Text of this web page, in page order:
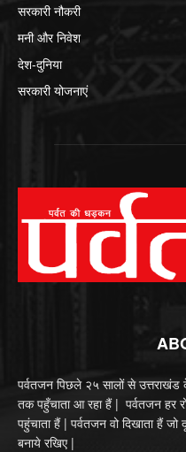
सरकारी नौकरी
मनी और निवेश
देश-दुनिया
सरकारी योजनाएं
पर्वतजन पिछले २५ सालों से
तक पहुँचाता आ रहा हैं | पर्वतजन
पहुंचाता हैं | पर्वतजन वो दिखाता हैं
बनाये रखिए |